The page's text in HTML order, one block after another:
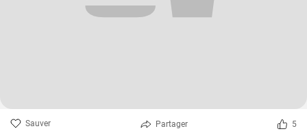
Sauver Partager 5